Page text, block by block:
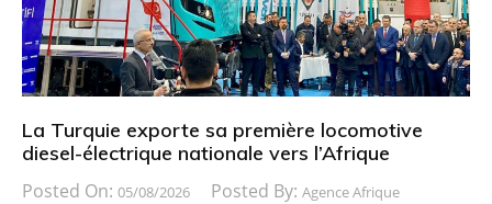
La Turquie exporte sa première locomotive
diesel-électrique nationale vers l’Afrique
Posted On: 05/08/2026 Posted By: Agence Afrique